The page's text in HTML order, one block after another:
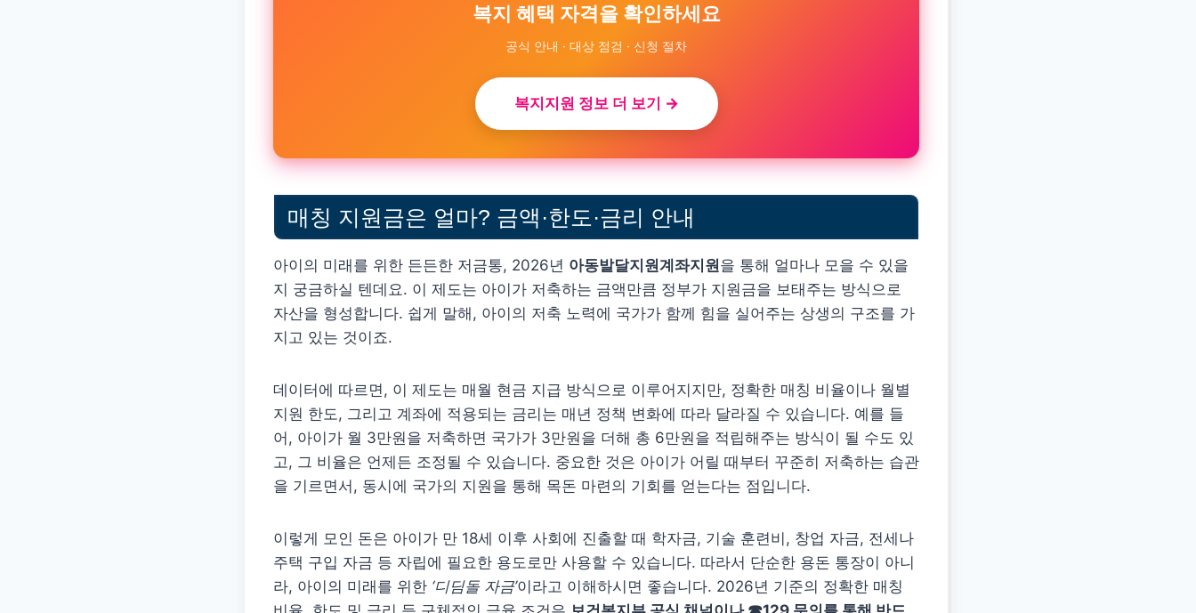
복지 혜택 자격을 확인하세요
공식 안내 · 대상 점검 · 신청 절차
복지지원 정보 더 보기 →
매칭 지원금은 얼마? 금액·한도·금리 안내
아이의 미래를 위한 든든한 저금통, 2026년 아동발달지원계좌지원을 통해 얼마나 모을 수 있을
지 궁금하실 텐데요. 이 제도는 아이가 저축하는 금액만큼 정부가 지원금을 보태주는 방식으로
자산을 형성합니다. 쉽게 말해, 아이의 저축 노력에 국가가 함께 힘을 실어주는 상생의 구조를 가
지고 있는 것이죠.
데이터에 따르면, 이 제도는 매월 현금 지급 방식으로 이루어지지만, 정확한 매칭 비율이나 월별
지원 한도, 그리고 계좌에 적용되는 금리는 매년 정책 변화에 따라 달라질 수 있습니다. 예를 들
어, 아이가 월 3만원을 저축하면 국가가 3만원을 더해 총 6만원을 적립해주는 방식이 될 수도 있
고, 그 비율은 언제든 조정될 수 있습니다. 중요한 것은 아이가 어릴 때부터 꾸준히 저축하는 습관
을 기르면서, 동시에 국가의 지원을 통해 목돈 마련의 기회를 얻는다는 점입니다.
이렇게 모인 돈은 아이가 만 18세 이후 사회에 진출할 때 학자금, 기술 훈련비, 창업 자금, 전세나
주택 구입 자금 등 자립에 필요한 용도로만 사용할 수 있습니다. 따라서 단순한 용돈 통장이 아니
라, 아이의 미래를 위한 ‘디딤돌 자금’이라고 이해하시면 좋습니다. 2026년 기준의 정확한 매칭